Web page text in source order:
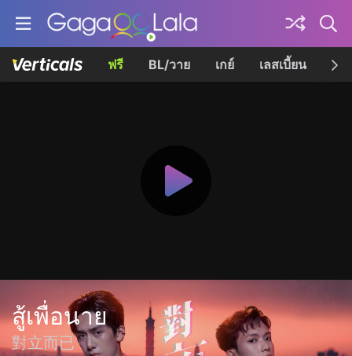
ฟรี BL/วาย เกย์ เลสเบี้ยน เค
สู้เพื่อนาย
對立而已